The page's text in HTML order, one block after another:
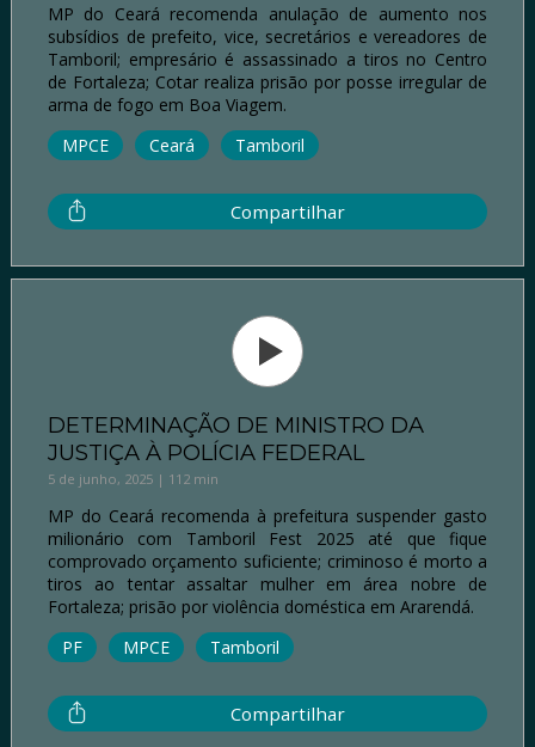
MP do Ceará recomenda anulação de aumento nos
subsídios de prefeito, vice, secretários e vereadores de
Tamboril; empresário é assassinado a tiros no Centro
de Fortaleza; Cotar realiza prisão por posse irregular de
arma de fogo em Boa Viagem.
MPCE
Ceará Tamboril
Compartilhar
DETERMINAÇÃO DE MINISTRO DA
JUSTIÇA À POLÍCIA FEDERAL
5 de junho, 2025 | 112 min
MP do Ceará recomenda à prefeitura suspender gasto
milionário com Tamboril Fest 2025 até que fique
comprovado orçamento suficiente; criminoso é morto a
tiros ao tentar assaltar mulher em área nobre de
Fortaleza; prisão por violência doméstica em Ararendá.
PF
MPCE Tamboril
Compartilhar